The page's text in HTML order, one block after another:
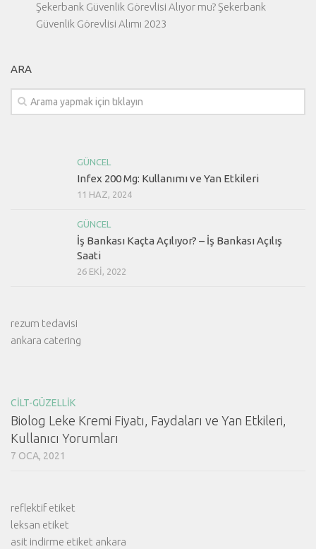
Şekerbank Güvenlik Görevlisi Alıyor mu? Şekerbank
Güvenlik Görevlisi Alımı 2023
ARA
GÜNCEL
Infex 200 Mg: Kullanımı ve Yan Etkileri
11 HAZ, 2024
GÜNCEL
İş Bankası Kaçta Açılıyor? – İş Bankası Açılış
Saati
26 EKI, 2022
rezum tedavisi
ankara catering
CILT-GÜZELLIK
Biolog Leke Kremi Fiyatı, Faydaları ve Yan Etkileri,
Kullanıcı Yorumları
7 OCA, 2021
reflektif etiket
leksan etiket
asit indirme etiket ankara